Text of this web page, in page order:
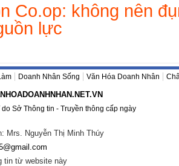
Co.op: không nên
lực
Doanh Nhân Sống Văn Hóa Doanh Nhân
Sở Thông tin - Truyền thông cấp ngày
Mrs. Nguyễn Thị Minh Thúy
tin từ website này